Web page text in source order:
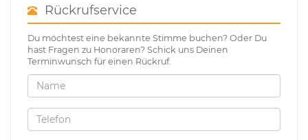
Rückrufservice
Du möchtest eine bekannte Stimme buchen? Oder Du
hast Fragen zu Honoraren? Schick uns Deinen
Terminwunsch für einen Rückruf.